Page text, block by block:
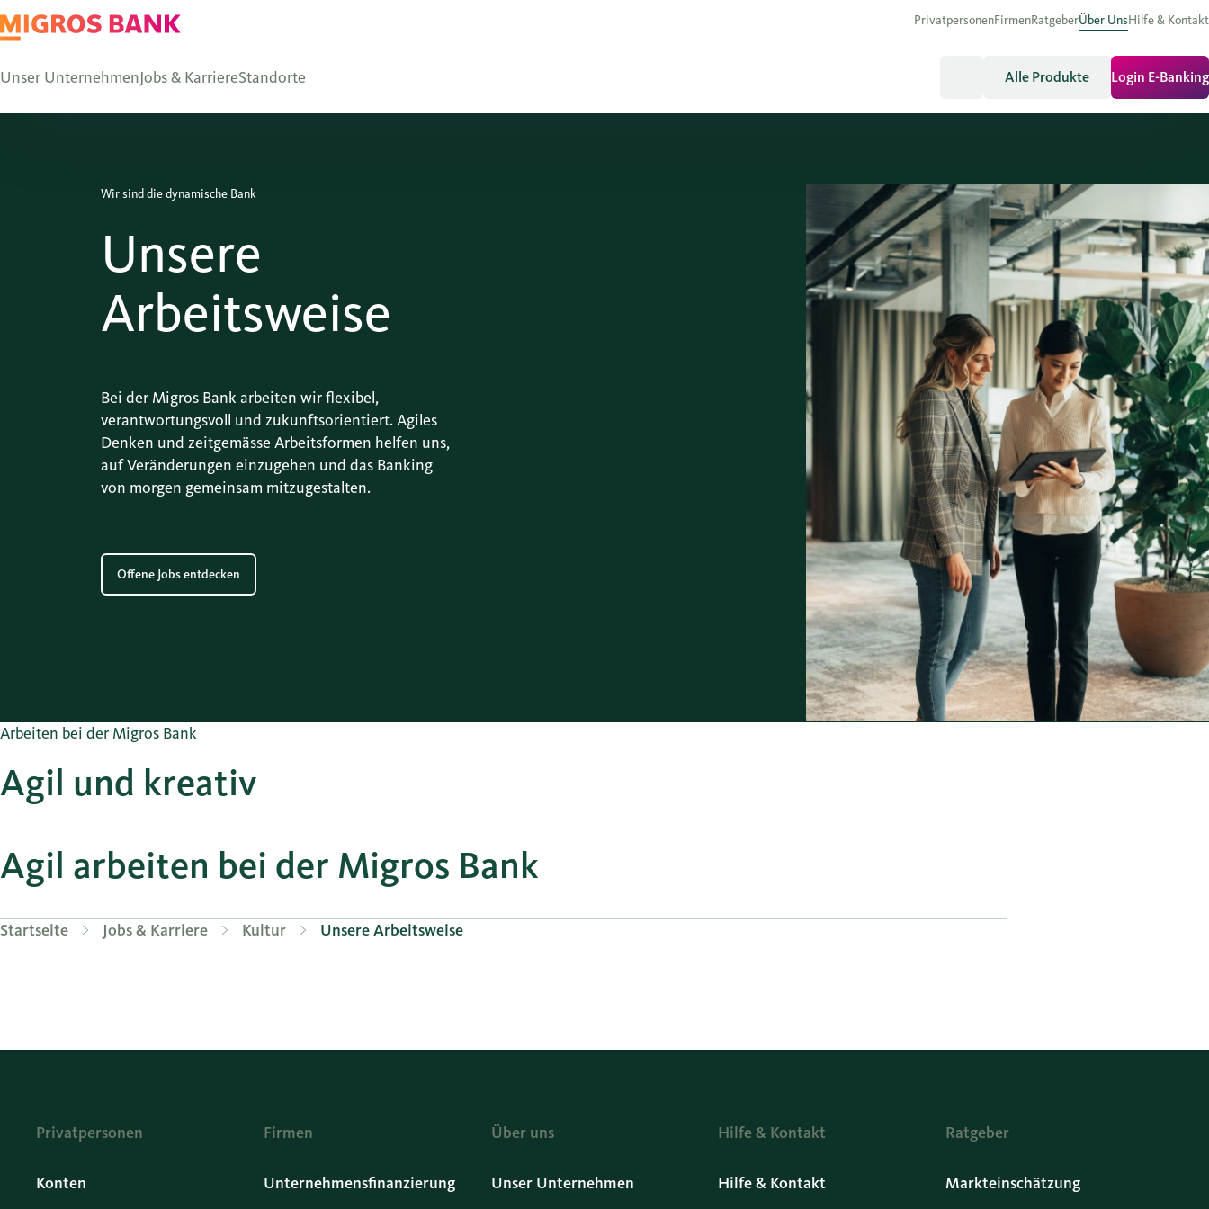
PrivatpersonenFirmenRatgeberÜber UnsHilfe & Kontakt
Unser UnternehmenJobs & KarriereStandorte Alle Produkte Login E-Banking
Wir sind die dynamische Bank
Unsere
Arbeitsweise
Bei der Migros Bank arbeiten wir flexibel,
verantwortungsvoll und zukunftsorientiert. Agiles
Denken und zeitgemässe Arbeitsformen helfen uns,
auf Veränderungen einzugehen und das Banking
von morgen gemeinsam mitzugestalten.
Offene Jobs entdecken
Arbeiten bei der Migros Bank
Agil und kreativ
Agil arbeiten bei der Migros Bank
Startseite Jobs & Karriere Kultur Unsere Arbeitsweise
Privatpersonen
Konten
Firmen
Unternehmensfinanzierung
Über uns
Unser Unternehmen
Hilfe & Kontakt
Hilfe & Kontakt
Ratgeber
Markteinschätzung